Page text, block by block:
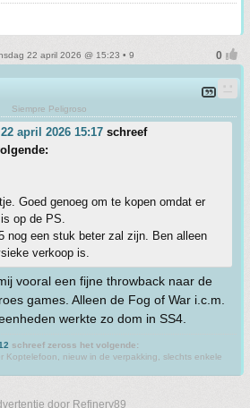
22 april 2026 @ 15:23 • 9
Siempre Peligroso
april 2026 15:17 schreef
Goed genoeg om te kopen omdat er
op de PS.
nog een stuk beter zal zijn. Ben alleen
verkoop is.
vooral een fijne throwback naar de
games. Alleen de Fog of War i.c.m.
werkte zo dom in SS4.
schreef zeross het volgende:
Koptelefoon, nieuw in de verpakking, slechts enkele
door Refinery89